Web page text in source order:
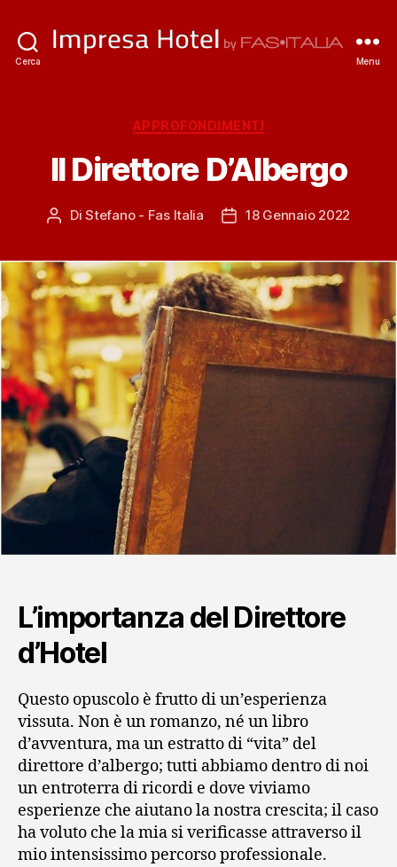
Cerca Menu
Categorie
APPROFONDIMENTI
Il Direttore D’Albergo
Autore
DiStefano - Fas Italia
Data18 Gennaio 2022
L’importanza del Direttore
d’Hotel
Questo opuscolo è frutto di un’esperienza
vissuta. Non è un romanzo, né un libro
d’avventura, ma un estratto di “vita” del
direttore d’albergo; tutti abbiamo dentro di noi
un entroterra di ricordi e dove viviamo
esperienze che aiutano la nostra crescita; il caso
ha voluto che la mia si verificasse attraverso il
mio intensissimo percorso professionale.